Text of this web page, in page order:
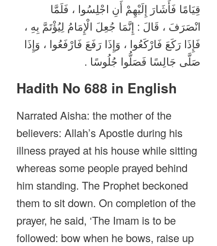
قِيَامًا فَأَشَارَ إِلَيْهِمْ أَنِ اجْلِسُوا ، فَلَمَّا
انْصَرَفَ ، قَالَ : إِنَّمَا جُعِلَ الْإِمَامُ لِيُؤْتَمَّ بِهِ ،
فَإِذَا رَكَعَ فَارْكَعُوا ، وَإِذَا رَفَعَ فَارْفَعُوا ، وَإِذَا
صَلَّى جَالِسًا فَصَلُّوا جُلُوسًا .
Hadith No 688 in English
Narrated Aisha: the mother of the
believers: Allah’s Apostle during his
illness prayed at his house while sitting
whereas some people prayed behind
him standing. The Prophet beckoned
them to sit down. On completion of the
prayer, he said, ‘The Imam is to be
followed: bow when he bows, raise up